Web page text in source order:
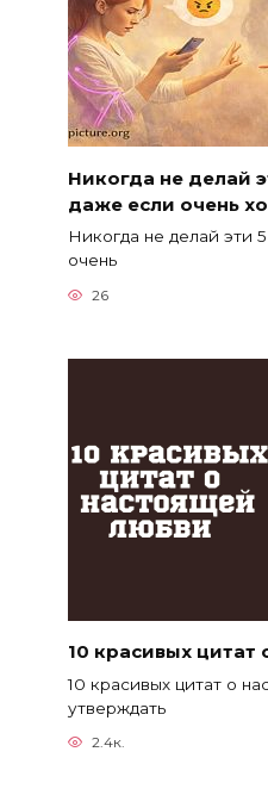
Никогда не делай
даже если очень
Никогда не делай эти
очень
26
10 красивых
10 красивых цитат о
утверждать
2.4к.